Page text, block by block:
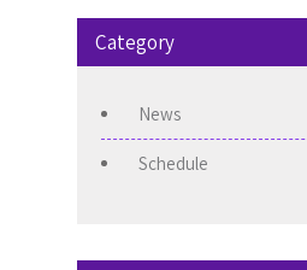
Category
News
Schedule